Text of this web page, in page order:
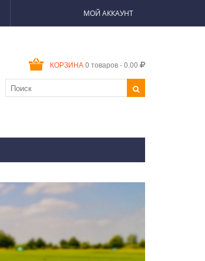
МОЙ АККАУНТ
КОРЗИНА 0 товаров - 0.00